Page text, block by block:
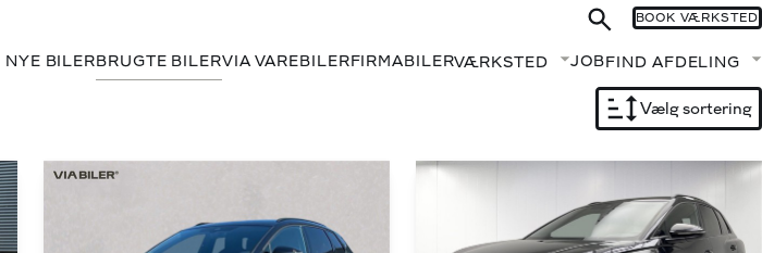
NYE BILER BRUGTE BILERVIA VAREBILER FIRMABILERVÆRKSTED Fold undermenu ud
JOB FIND AFDELING
BOOK VÆRKSTED
Vælg sortering